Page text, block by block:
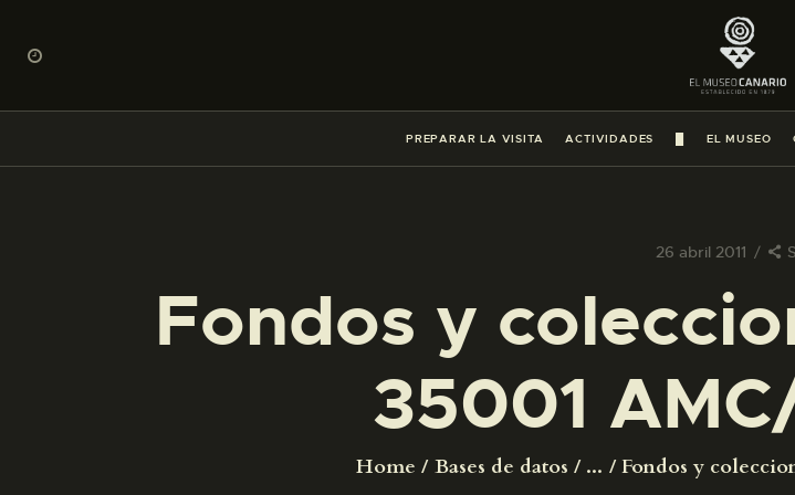
PREPARAR LA VISITA ACTIVIDADES EL MUSEO
26 abril 2011
Fondos y
35001
Home Bases de datos ... Fondos y
PREPARAR LA VISITA
ACTIVIDADES
█
COLECCIONES
DIDÁCTICA
ESPAÑOL